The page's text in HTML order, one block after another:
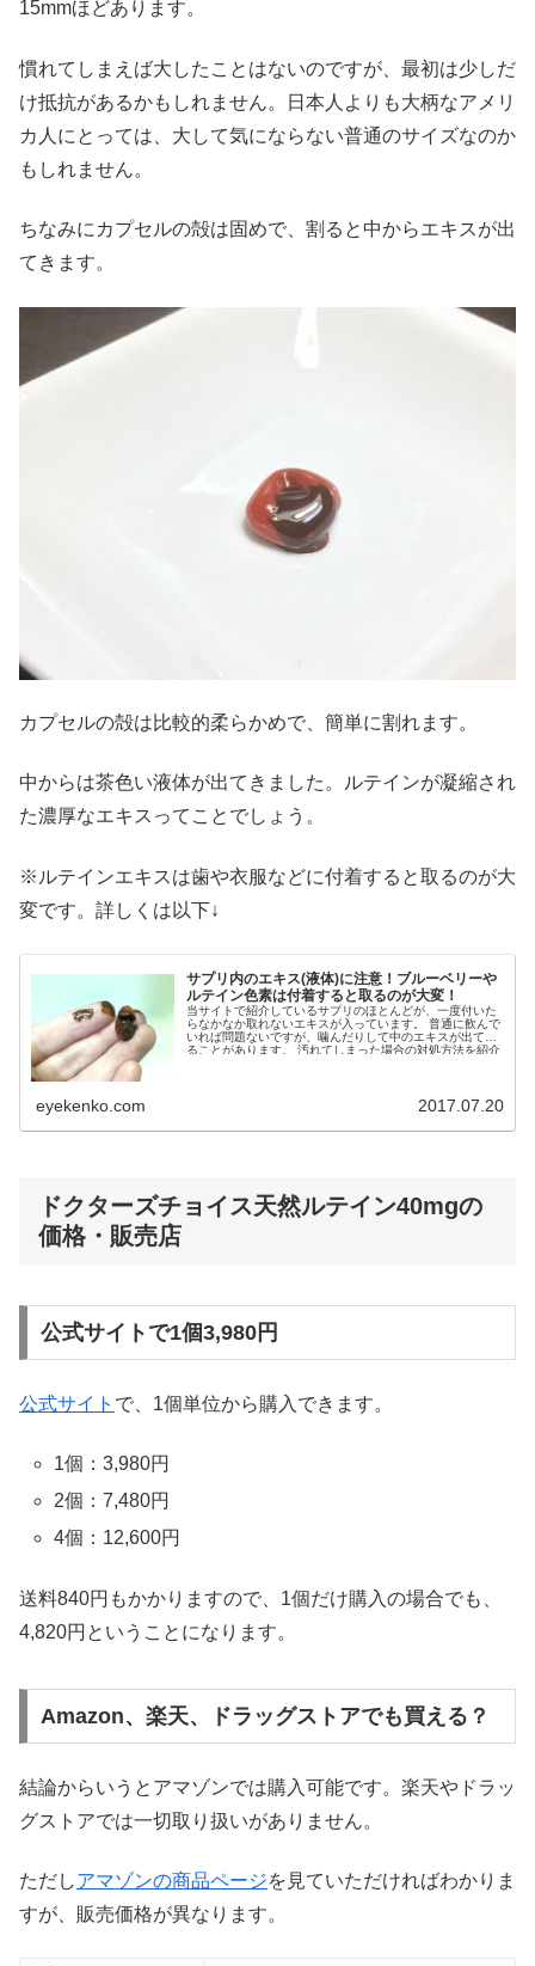
15mmほどあります。
慣れてしまえば大したことはないのですが、最初は少しだ
け抵抗があるかもしれません。日本人よりも大柄なアメリ
カ人にとっては、大して気にならない普通のサイズなのか
もしれません。
ちなみにカプセルの殻は固めで、割ると中からエキスが出
てきます。
カプセルの殻は比較的柔らかめで、簡単に割れます。
中からは茶色い液体が出てきました。ルテインが凝縮され
た濃厚なエキスってことでしょう。
※ルテインエキスは歯や衣服などに付着すると取るのが大
変です。詳しくは以下↓
サプリ内のエキス(液体)に注意！ブルーベリーや
ルテイン色素は付着すると取るのが大変！
当サイトで紹介しているサプリのほとんどが、一度付いた
らなかなか取れないエキスが入っています。 普通に飲んで
いれば問題ないですが、噛んだりして中のエキスが出てく
ることがあります。 汚れてしまった場合の対処方法を紹介
eyekenko.com 2017.07.20
ドクターズチョイス天然ルテイン40mgの
価格・販売店
公式サイトで1個3,980円
公式サイト で、1個単位から購入できます。
1個：3,980円
2個：7,480円
4個：12,600円
送料840円もかかりますので、1個だけ購入の場合でも、
4,820円ということになります。
Amazon、楽天、ドラッグストアでも買える？
結論からいうとアマゾンでは購入可能です。楽天やドラッ
グストアでは一切取り扱いがありません。
ただしアマゾンの商品ページを見ていただければわかりま
すが、販売価格が異なります。